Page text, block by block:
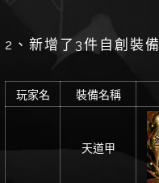
2、新增了3件自創裝備
玩家名 裝備名稱
天道甲